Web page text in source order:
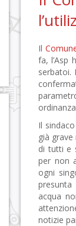
Il
fa, l’Asp
serbatoi.
Il
già
di tutti e
per non
ogni
acqua
notizie